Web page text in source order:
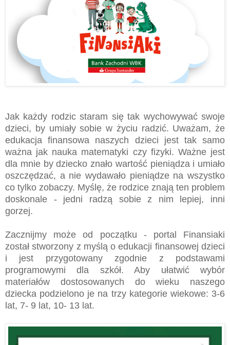
Jak każdy rodzic staram się tak wychowywać swoje
dzieci, by umiały sobie w życiu radzić. Uważam, że
edukacja finansowa naszych dzieci jest tak samo
ważna jak nauka matematyki czy fizyki. Ważne jest
dla mnie by dziecko znało wartość pieniądza i umiało
oszczędzać, a nie wydawało pieniądze na wszystko
co tylko zobaczy. Myślę, że rodzice znają ten problem
doskonale - jedni radzą sobie z nim lepiej, inni
gorzej.
Zacznijmy może od początku - portal Finansiaki
został stworzony z myślą o edukacji finansowej dzieci
i jest przygotowany zgodnie z podstawami
programowymi dla szkół. Aby ułatwić wybór
materiałów dostosowanych do wieku naszego
dziecka podzielono je na trzy kategorie wiekowe: 3-6
lat, 7- 9 lat, 10- 13 lat.